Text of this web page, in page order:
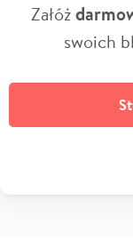
Załóż
swoich